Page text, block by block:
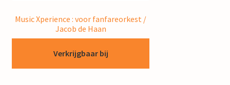
Music Xperience : voor fanfareorkest /
Jacob de Haan
Verkrijgbaar bij